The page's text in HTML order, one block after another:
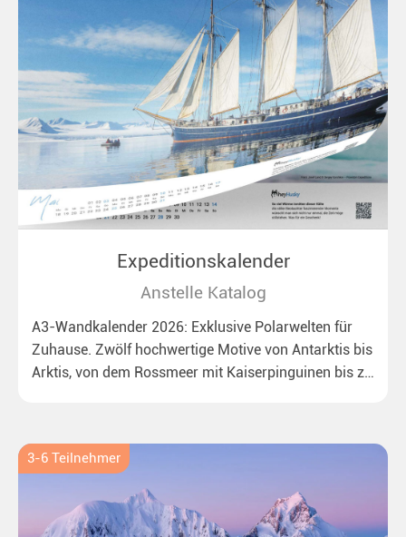
Expeditionskalender
Anstelle Katalog
A3-Wandkalender 2026: Exklusive Polarwelten für
Zuhause. Zwölf hochwertige Motive von Antarktis bis
Arktis, von dem Rossmeer mit Kaiserpinguinen bis zu
3-6 Teilnehmer